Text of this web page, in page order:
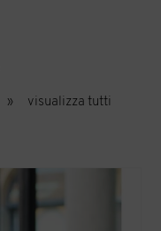
» visualizza tutti